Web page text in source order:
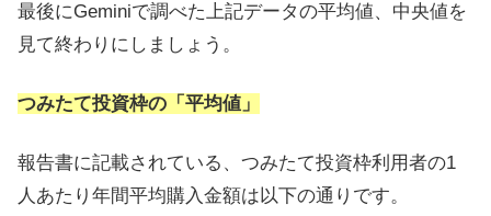
最後にGeminiで調べた上記データの平均値、中央値を
見て終わりにしましょう。
つみたて投資枠の「平均値」
報告書に記載されている、つみたて投資枠利用者の1
人あたり年間平均購入金額は以下の通りです。